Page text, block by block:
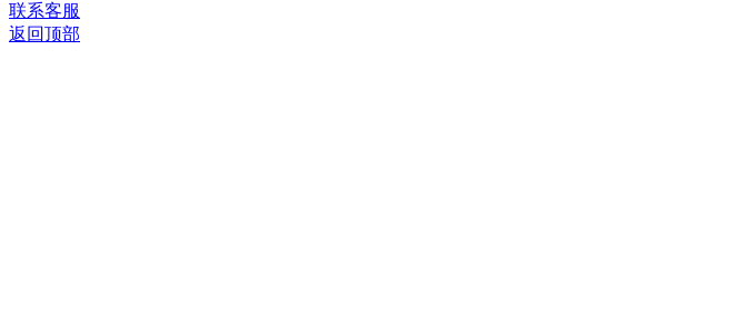
联系客服
返回顶部